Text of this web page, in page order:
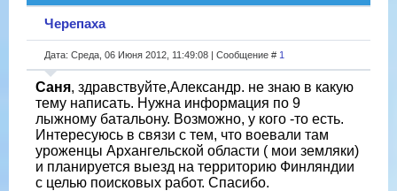
Черепаха
Дата: Среда, 06 Июня 2012, 11:49:08 | Сообщение # 1
Саня, здравствуйте,Александр. не знаю в какую
тему написать. Нужна информация по 9
лыжному батальону. Возможно, у кого -то есть.
Интересуюсь в связи с тем, что воевали там
уроженцы Архангельской области ( мои земляки)
и планируется выезд на территорию Финляндии
с целью поисковых работ. Спасибо.